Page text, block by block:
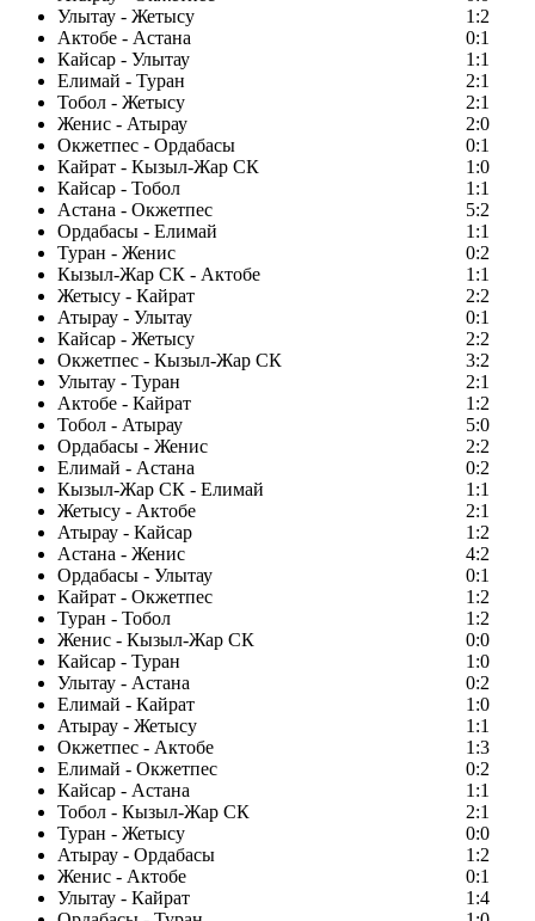
Улытау - Жетысу
1:2
Актобе - Астана
0:1
Кайсар - Улытау
1:1
Елимай - Туран
2:1
Тобол - Жетысу
2:1
Женис - Атырау
2:0
Окжетпес - Ордабасы
0:1
Кайрат - Кызыл-Жар СК
1:0
Кайсар - Тобол
1:1
Астана - Окжетпес
5:2
Ордабасы - Елимай
1:1
Туран - Женис
0:2
Кызыл-Жар СК - Актобе
1:1
Жетысу - Кайрат
2:2
Атырау - Улытау
0:1
Кайсар - Жетысу
2:2
Окжетпес - Кызыл-Жар СК
3:2
Улытау - Туран
2:1
Актобе - Кайрат
1:2
Тобол - Атырау
5:0
Ордабасы - Женис
2:2
Елимай - Астана
0:2
Кызыл-Жар СК - Елимай
1:1
Жетысу - Актобе
2:1
Атырау - Кайсар
1:2
Астана - Женис
4:2
Ордабасы - Улытау
0:1
Кайрат - Окжетпес
1:2
Туран - Тобол
1:2
Женис - Кызыл-Жар СК
0:0
Кайсар - Туран
1:0
Улытау - Астана
0:2
Елимай - Кайрат
1:0
Атырау - Жетысу
1:1
Окжетпес - Актобе
1:3
Елимай - Окжетпес
0:2
Кайсар - Астана
1:1
Тобол - Кызыл-Жар СК
2:1
Туран - Жетысу
0:0
Атырау - Ордабасы
1:2
Женис - Актобе
0:1
Улытау - Кайрат
1:4